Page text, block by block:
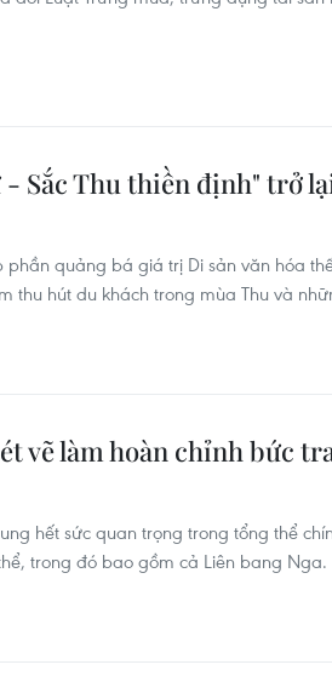
- Sắc Thu thiền định" trở
phần quảng bá giá trị Di sản văn hóa
thu hút du khách trong mùa Thu và
vẽ làm hoàn chỉnh bức
hết sức quan trọng trong tổng thể
trong đó bao gồm cả Liên bang Nga.